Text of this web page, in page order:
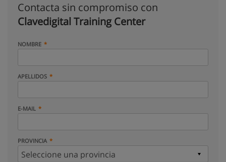
Contacta sin compromiso con
Clavedigital Training Center
NOMBRE
APELLIDOS
E-MAIL
PROVINCIA